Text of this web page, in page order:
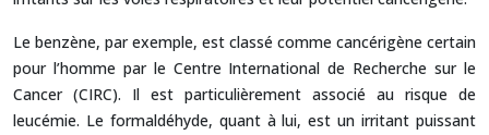
Le benzène, par exemple, est classé comme cancérigène certain
pour l’homme par le Centre International de Recherche sur le
Cancer (CIRC). Il est particulièrement associé au risque de
leucémie. Le formaldéhyde, quant à lui, est un irritant puissant